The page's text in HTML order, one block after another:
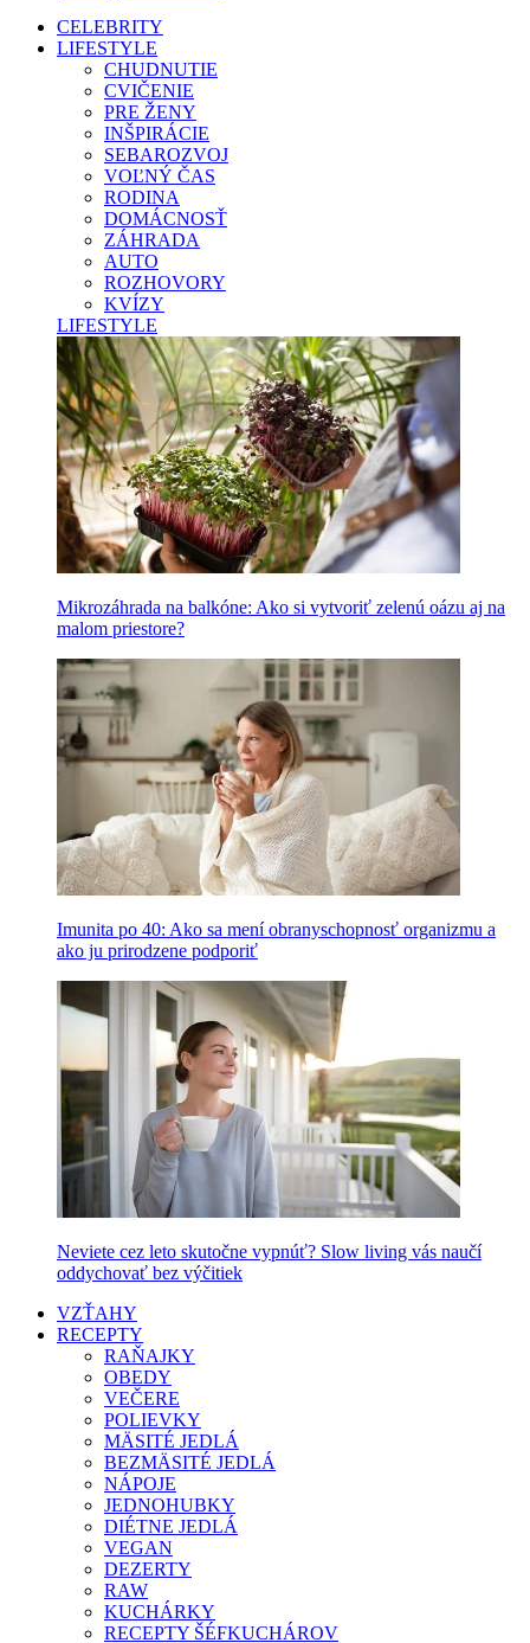
CELEBRITY
LIFESTYLE
CHUDNUTIE
CVIČENIE
PRE ŽENY
INŠPIRÁCIE
SEBAROZVOJ
VOĽNÝ ČAS
RODINA
DOMÁCNOSŤ
ZÁHRADA
AUTO
ROZHOVORY
KVÍZY
LIFESTYLE
Mikrozáhrada na balkóne: Ako si vytvoriť zelenú oázu aj na
malom priestore?
Imunita po 40: Ako sa mení obranyschopnosť organizmu a
ako ju prirodzene podporiť
Neviete cez leto skutočne vypnúť? Slow living vás naučí
oddychovať bez výčitiek
VZŤAHY
RECEPTY
RAŇAJKY
OBEDY
VEČERE
POLIEVKY
MÄSITÉ JEDLÁ
BEZMÄSITÉ JEDLÁ
NÁPOJE
JEDNOHUBKY
DIÉTNE JEDLÁ
VEGAN
DEZERTY
RAW
KUCHÁRKY
RECEPTY ŠÉFKUCHÁROV